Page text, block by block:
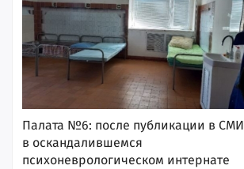
Палата №6: после публикации в СМИ
в оскандалившемся
психоневрологическом интернате